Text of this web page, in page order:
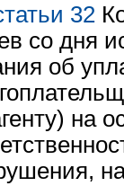
32
со дня
об
на